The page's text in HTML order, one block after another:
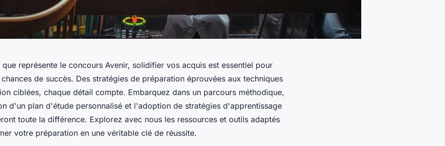
que représente le concours Avenir, solidifier vos acquis est essentiel pour
de succès. Des stratégies de préparation éprouvées aux techniques
ciblées, chaque détail compte. Embarquez dans un parcours méthodique,
d'un plan d'étude personnalisé et l'adoption de stratégies d'apprentissage
toute la différence. Explorez avec nous les ressources et outils adaptés
votre préparation en une véritable clé de réussite.